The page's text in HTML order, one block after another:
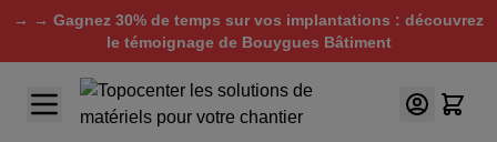
→ → Gagnez 30% de temps sur vos implantations : découvrez
le témoignage de Bouygues Bâtiment
Aller au contenu